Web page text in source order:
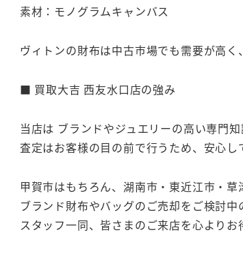
素材：モノグラムキャンバス
ヴィトンの財布は中古市場でも需要が高
■ 買取大吉 西友水口店の強み
当店は ブランドやジュエリーの高い専門
査定はお客様の目の前で行うため、安心し
甲賀市はもちろん、湖南市・東近江市・
ブランド財布やバッグのご売却をご検討
スタッフ一同、皆さまのご来店を心より